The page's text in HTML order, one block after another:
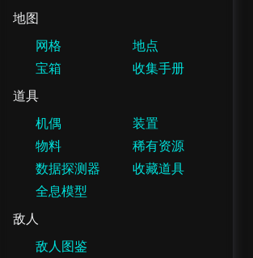
地图
网格
地点
宝箱
收集手册
道具
机偶
装置
物料
稀有资源
数据探测器
收藏道具
全息模型
敌人
敌人图鉴